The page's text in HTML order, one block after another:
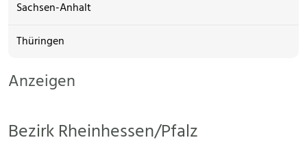
Sachsen-Anhalt
Thüringen
Anzeigen
Bezirk Rheinhessen/Pfalz